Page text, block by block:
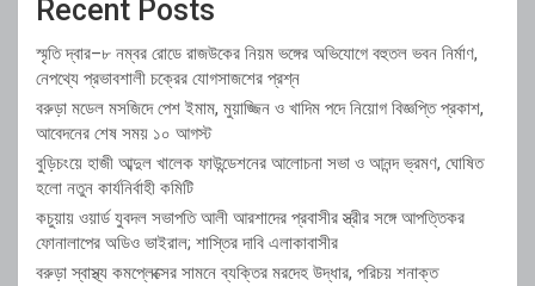
Recent Posts
স্মৃতি দ্বার–৮ নম্বর রোডে রাজউকের নিয়ম ভঙ্গের অভিযোগে বহুতল ভবন নির্মাণ,
নেপথ্যে প্রভাবশালী চক্রের যোগসাজশের প্রশ্ন
বরুড়া মডেল মসজিদে পেশ ইমাম, মুয়াজ্জিন ও খাদিম পদে নিয়োগ বিজ্ঞপ্তি প্রকাশ,
আবেদনের শেষ সময় ১০ আগস্ট
বুড়িচংয়ে হাজী আব্দুল খালেক ফাউন্ডেশনের আলোচনা সভা ও আনন্দ ভ্রমণ, ঘোষিত
হলো নতুন কার্যনির্বাহী কমিটি
কচুয়ায় ওয়ার্ড যুবদল সভাপতি আলী আরশাদের প্রবাসীর স্ত্রীর সঙ্গে আপত্তিকর
ফোনালাপের অডিও ভাইরাল; শাস্তির দাবি এলাকাবাসীর
বরুড়া স্বাস্থ্য কমপ্লেক্সের সামনে ব্যক্তির মরদেহ উদ্ধার, পরিচয় শনাক্ত